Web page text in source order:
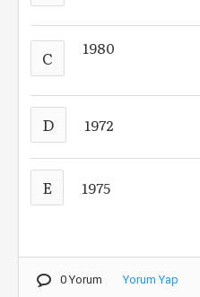
C 1980
D 1972
E 1975
0 Yorum Yorum Yap